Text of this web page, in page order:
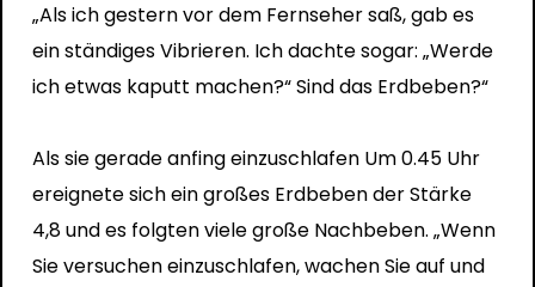
„Als ich gestern vor dem Fernseher saß, gab es
ein ständiges Vibrieren. Ich dachte sogar: „Werde
ich etwas kaputt machen?“ Sind das Erdbeben?“
Als sie gerade anfing einzuschlafen Um 0.45 Uhr
ereignete sich ein großes Erdbeben der Stärke
4,8 und es folgten viele große Nachbeben. „Wenn
Sie versuchen einzuschlafen, wachen Sie auf und